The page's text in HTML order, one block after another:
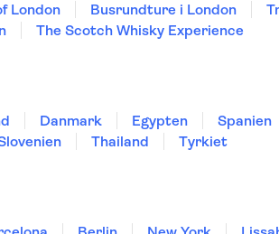
London Busrundture i London
The Scotch Whisky Experience
Danmark Egypten Spanien
Thailand
Tyrkiet